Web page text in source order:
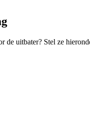
de uitbater? Stel ze